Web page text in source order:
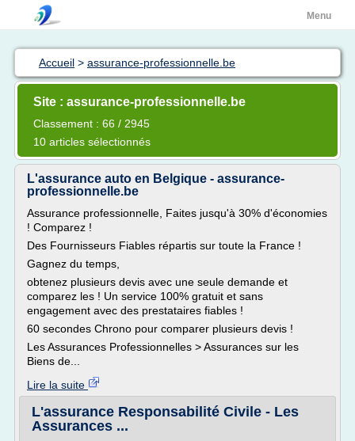
Menu
Accueil > assurance-professionnelle.be
Site : assurance-professionnelle.be
Classement : 66 / 2945
10 articles sélectionnés
L'assurance auto en Belgique - assurance-
professionnelle.be
Assurance professionnelle, Faites jusqu'à 30% d'économies
! Comparez !
Des Fournisseurs Fiables répartis sur toute la France !
Gagnez du temps,
obtenez plusieurs devis avec une seule demande et
comparez les ! Un service 100% gratuit et sans
engagement avec des prestataires fiables !
60 secondes Chrono pour comparer plusieurs devis !
Les Assurances Professionnelles > Assurances sur les
Biens de...
Lire la suite
L'assurance Responsabilité Civile - Les
Assurances ...